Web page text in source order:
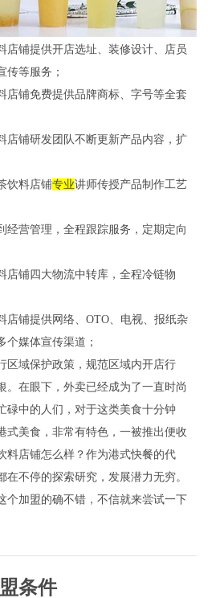
铺提供开店选址、装修设计、店员
传等服务；
铺免费提供品牌商标、字号等全套
铺研发团队不断更新产品内容，扩
料店铺专业讲师传授产品制作工艺
营管理，全程跟踪服务，定期定向
铺四大物流中转库，全程冷链物
铺提供网络、OTO、电视、报纸杂
个媒体宣传渠道；
域保护政策，规范区域内开店行
。在眼下，外卖已经成为了一直时尚
碌中的人们，对于这类美食十分钟
式美食，非常有特色，一被推出便收
料店铺怎么样？作为港式快餐的代
在不停的探索研究，发展潜力无穷。
个加盟的确不错，不信就来尝试一下
条件